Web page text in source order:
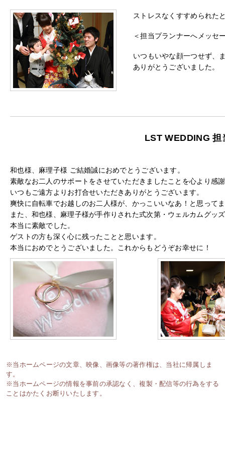
ストレスなくすすめられた
＜担当プランナーへメッセ
いつもいやな顔一つせず、
ありがとうございました。
LST WEDDING 担
和也様、麻理子様 ご結婚誠におめでとうございます。
素敵なお二人のサポートをさせていただきましたことを心より感
いつもご遠方よりお打合せいただきありがとうございます。
爽快に自転車でお越しのお二人様が、かっこいいなあ！と思って
また、和也様、麻理子様が手作りされた式次第・ウェルカムグッ
本当に素敵でした。
ゲストの方も深く心に残ったことと思います。
本当におめでとうございました。これからもどうぞお幸せに！
※当ホームページの文章、映像、画像等の著作権は、当社に帰属しま
す。
※当ホームページの情報を事前の承認なく、複製・配信等の行為をする
ことはかたくお断りいたします。